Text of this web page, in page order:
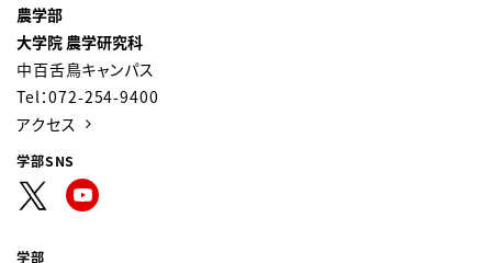
農学部
大学院 農学研究科
中百舌鳥キャンパス
Tel：072-254-9400
アクセス
学部SNS
学部